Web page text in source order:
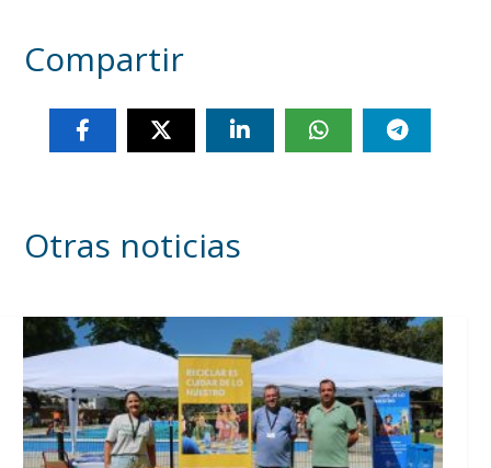
Compartir
Otras noticias